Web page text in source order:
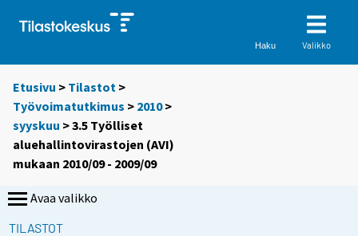
Haku Valikko
Etusivu > Tilastot >
Työvoimatutkimus > 2010>
syyskuu > 3.5 Työlliset
aluehallintovirastojen (AVI)
mukaan 2010/09 - 2009/09
Avaa valikko
TILASTOT